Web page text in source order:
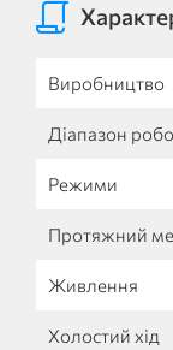
Виробництво
Діапазон
Режими
Протяжний
Живлення
Холостий хід